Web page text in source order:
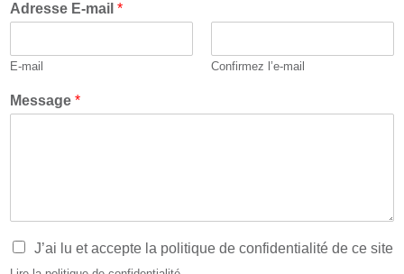
Adresse E-mail *
E-mail Confirmez l’e-mail
Message *
R
G
R
G
J’ai lu et accepte la politique de confidentialité de ce site